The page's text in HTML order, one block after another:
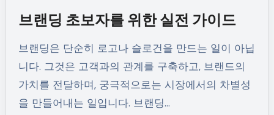
브랜딩 초보자를 위한 실전 가이드
브랜딩은 단순히 로고나 슬로건을 만드는 일이 아닙
니다. 그것은 고객과의 관계를 구축하고, 브랜드의
가치를 전달하며, 궁극적으로는 시장에서의 차별성
을 만들어내는 일입니다. 브랜딩…